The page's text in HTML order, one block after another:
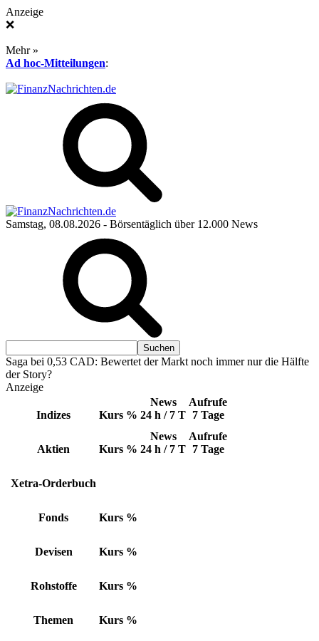
Anzeige
❌
Mehr »
Ad hoc-Mitteilungen:
Samstag, 08.08.2026 - Börsentäglich über 12.000 News
Saga bei 0,53 CAD: Bewertet der Markt noch immer nur die Hälfte
der Story?
Anzeige
Indizes Kurs %
News
24 h / 7 T
Aufrufe
7 Tage
Aktien Kurs %
News
24 h / 7 T
Aufrufe
7 Tage
Xetra-Orderbuch
Fonds Kurs %
Devisen Kurs %
Rohstoffe Kurs %
Themen Kurs %